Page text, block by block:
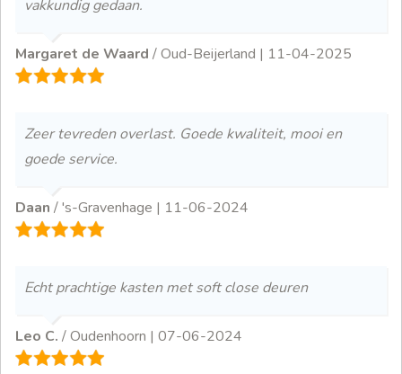
vakkundig gedaan.
Margaret de Waard / Oud-Beijerland | 11-04-2025
Zeer tevreden overlast. Goede kwaliteit, mooi en
goede service.
Daan / 's-Gravenhage | 11-06-2024
Echt prachtige kasten met soft close deuren
Leo C. / Oudenhoorn | 07-06-2024